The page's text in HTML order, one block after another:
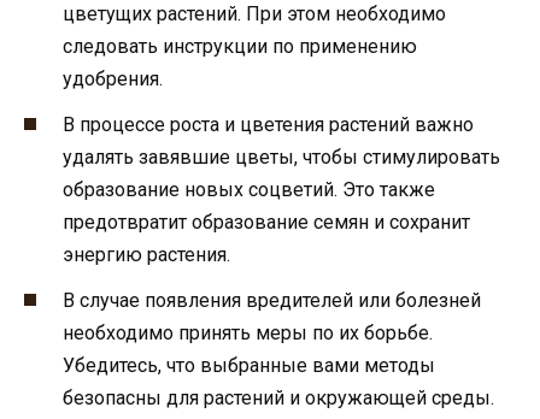
цветущих растений. При этом необходимо
следовать инструкции по применению
удобрения.
В процессе роста и цветения растений важно
удалять завявшие цветы, чтобы стимулировать
образование новых соцветий. Это также
предотвратит образование семян и сохранит
энергию растения.
В случае появления вредителей или болезней
необходимо принять меры по их борьбе.
Убедитесь, что выбранные вами методы
безопасны для растений и окружающей среды.